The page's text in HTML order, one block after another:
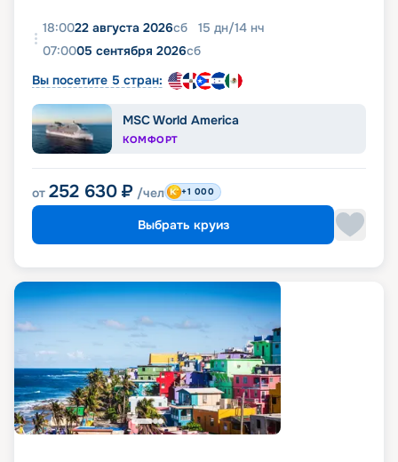
18:0022 августа 2026сб 15 дн/14 нч
07:0005 сентября 2026сб
Вы посетите 5 стран:
MSC World America
КОМФОРТ
от 252 630 ₽ /чел +1 000
Выбрать круиз